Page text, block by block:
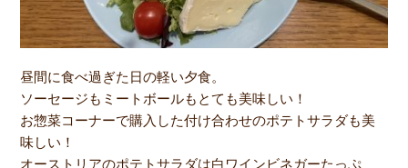
昼間に食べ過ぎた日の軽い夕食。
ソーセージもミートボールもとても美味しい！
お惣菜コーナーで購入した付け合わせのポテトサラダも美
味しい！
オーストリアのポテトサラダは白ワインビネガーたっぷ